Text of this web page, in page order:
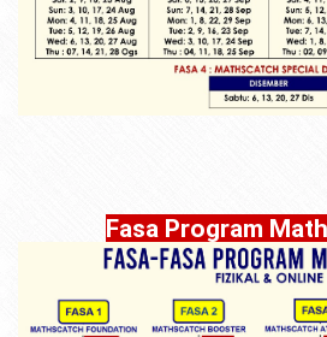
Fasa Program